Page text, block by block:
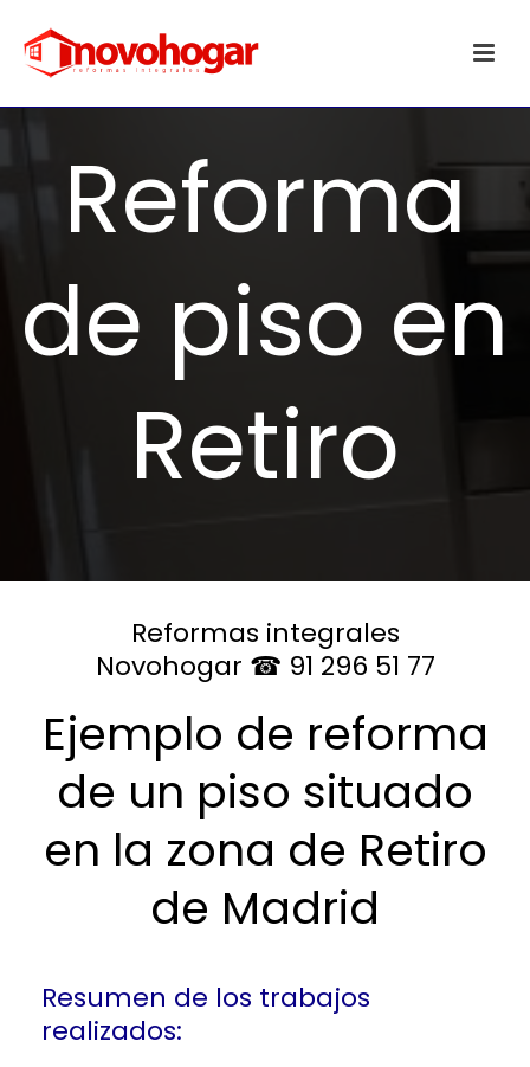
Reforma
de piso en
Retiro
Reformas integrales
Novohogar ☎ 91 296 51 77
Ejemplo de reforma
de un piso situado
en la zona de Retiro
de Madrid
Resumen de los trabajos
realizados: